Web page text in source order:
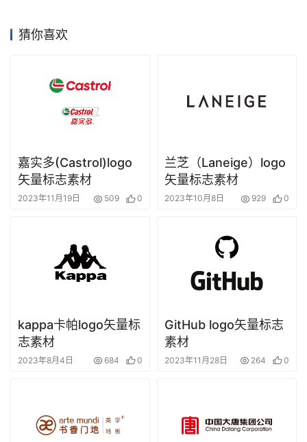
材
猜你喜欢
嘉实多(Castrol)logo
矢量标志素材
2023年11月19日 509 0
兰芝（Laneige）logo
矢量标志素材
2023年10月8日 929 0
kappa卡帕logo矢量标
志素材
2023年8月4日 684 0
GitHub logo矢量标志
素材
2023年11月28日 264 0